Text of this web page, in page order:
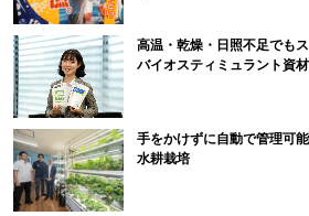
高温・乾燥・日照不足でも
バイオスティミュラント資
手をかけずに自動で管理可
水耕栽培